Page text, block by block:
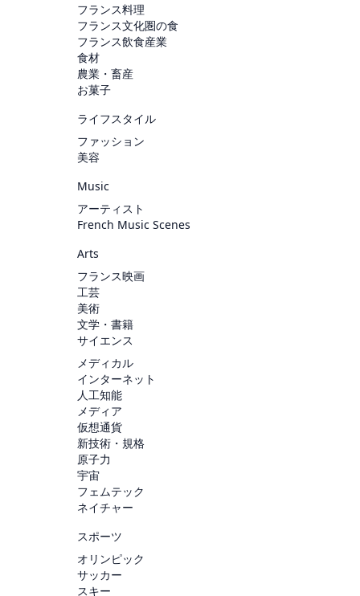
フランス料理
フランス文化圏の食
フランス飲食産業
食材
農業・畜産
お菓子
ライフスタイル
ファッション
美容
Music
アーティスト
French Music Scenes
Arts
フランス映画
工芸
美術
文学・書籍
サイエンス
メディカル
インターネット
人工知能
メディア
仮想通貨
新技術・規格
原子力
宇宙
フェムテック
ネイチャー
スポーツ
オリンピック
サッカー
スキー